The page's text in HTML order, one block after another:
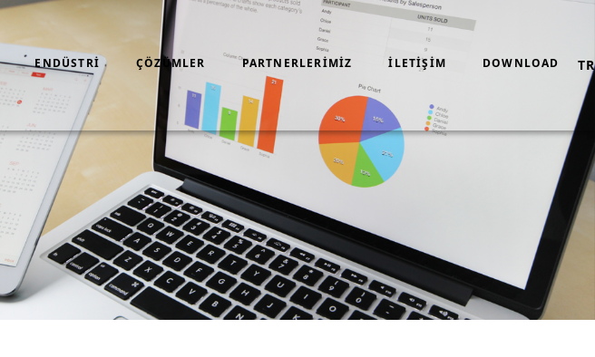
ENDÜSTRI ÇÖZÜMLER PARTNERLERİMİZ İLETIŞIM DOWNLOAD TR